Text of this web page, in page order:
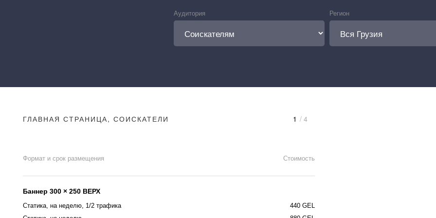
Аудитория Регион
1 / 4
ГЛАВНАЯ СТРАНИЦА, СОИСКАТЕЛИ
Формат и срок размещения Стоимость
Баннер 300 × 250 ВЕРХ
440 GEL
Статика, на неделю, 1/2 трафика